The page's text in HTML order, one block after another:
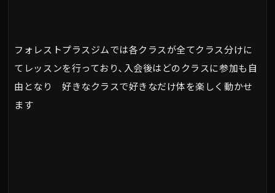
フォレストプラスジムでは各クラスが全てクラス分けに
てレッスンを行っており､入会後はどのクラスに参加も自
由となり 好きなクラスで好きなだけ体を楽しく動かせ
ます